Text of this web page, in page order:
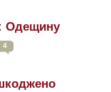
Одещину
4